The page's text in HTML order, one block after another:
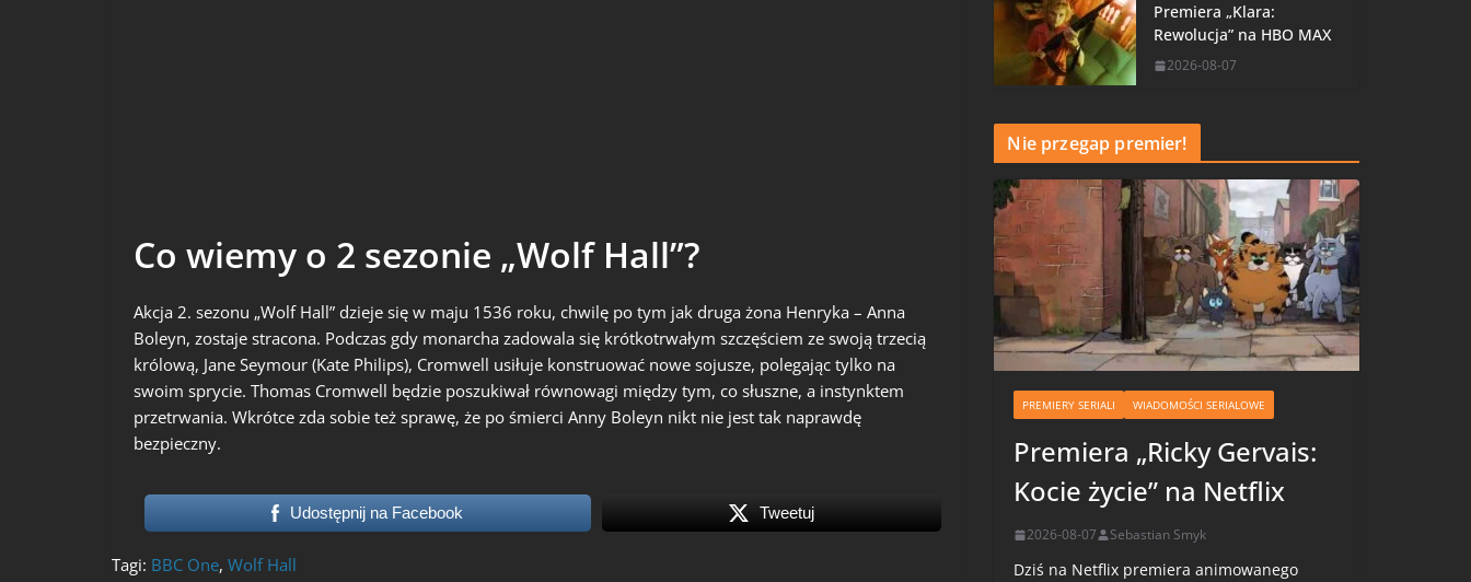
Co wiemy o 2 sezonie „Wolf Hall”?
Akcja 2. sezonu „Wolf Hall” dzieje się w maju 1536 roku, chwilę po tym jak druga żona Henryka – Anna
Boleyn, zostaje stracona. Podczas gdy monarcha zadowala się krótkotrwałym szczęściem ze swoją trzecią
królową, Jane Seymour (Kate Philips), Cromwell usiłuje konstruować nowe sojusze, polegając tylko na
swoim sprycie. Thomas Cromwell będzie poszukiwał równowagi między tym, co słuszne, a instynktem
przetrwania. Wkrótce zda sobie też sprawę, że po śmierci Anny Boleyn nikt nie jest tak naprawdę
bezpieczny.
Udostępnij na Facebook Tweetuj
Tagi: BBC One, Wolf Hall
Premiera „Klara:
Rewolucja” na HBO MAX
2026-08-07
Nie przegap premier!
PREMIERY SERIALI WIADOMOŚCI SERIALOWE
Premiera „Ricky Gervais:
Kocie życie” na Netflix
2026-08-07 Sebastian Smyk
Dziś na Netflix premiera animowanego